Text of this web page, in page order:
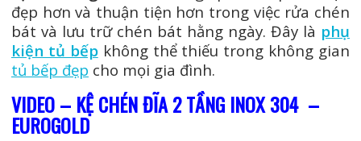
đẹp hơn và thuận tiện hơn trong việc rửa chén
bát và lưu trữ chén bát hằng ngày. Đây là phụ
kiện tủ bếpkhông thể thiếu trong không gian
tủ bếp đẹp cho mọi gia đình.
VIDEO – KỆ CHÉN ĐĨA 2 TẦNG INOX 304 –
EUROGOLD